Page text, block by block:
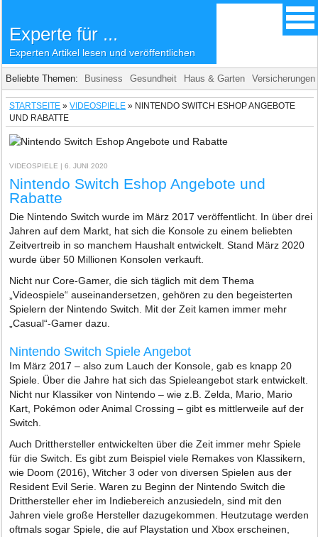
Experte für ...
Experten Artikel lesen und veröffentlichen
Beliebte Themen: Business Gesundheit Haus & Garten Versicherungen
STARTSEITE »VIDEOSPIELE » NINTENDO SWITCH ESHOP ANGEBOTE
UND RABATTE
VIDEOSPIELE | 6. JUNI 2020
Nintendo Switch Eshop Angebote und
Rabatte
Die Nintendo Switch wurde im März 2017 veröffentlicht. In über drei
Jahren auf dem Markt, hat sich die Konsole zu einem beliebten
Zeitvertreib in so manchem Haushalt entwickelt. Stand März 2020
wurde über 50 Millionen Konsolen verkauft.
Nicht nur Core-Gamer, die sich täglich mit dem Thema
„Videospiele“ auseinandersetzen, gehören zu den begeisterten
Spielern der Nintendo Switch. Mit der Zeit kamen immer mehr
„Casual“-Gamer dazu.
Nintendo Switch Spiele Angebot
Im März 2017 – also zum Lauch der Konsole, gab es knapp 20
Spiele. Über die Jahre hat sich das Spieleangebot stark entwickelt.
Nicht nur Klassiker von Nintendo – wie z.B. Zelda, Mario, Mario
Kart, Pokémon oder Animal Crossing – gibt es mittlerweile auf der
Switch.
Auch Dritthersteller entwickelten über die Zeit immer mehr Spiele
für die Switch. Es gibt zum Beispiel viele Remakes von Klassikern,
wie Doom (2016), Witcher 3 oder von diversen Spielen aus der
Resident Evil Serie. Waren zu Beginn der Nintendo Switch die
Dritthersteller eher im Indiebereich anzusiedeln, sind mit den
Jahren viele große Hersteller dazugekommen. Heutzutage werden
oftmals sogar Spiele, die auf Playstation und Xbox erscheinen,